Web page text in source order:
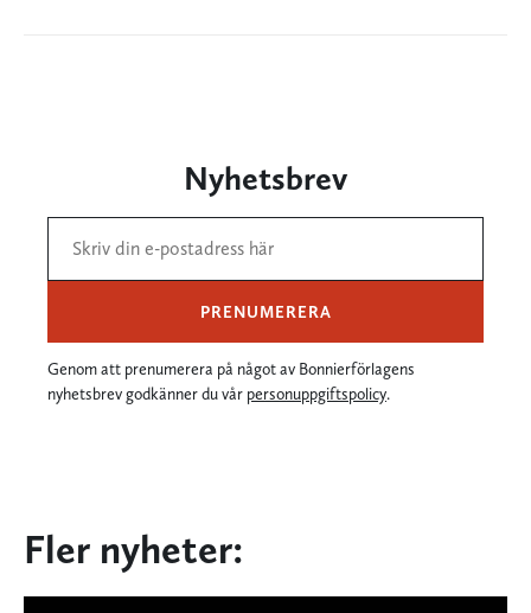
Nyhetsbrev
PRENUMERERA
Genom att prenumerera på något av Bonnierförlagens
nyhetsbrev godkänner du vår personuppgiftspolicy.
Fler nyheter: